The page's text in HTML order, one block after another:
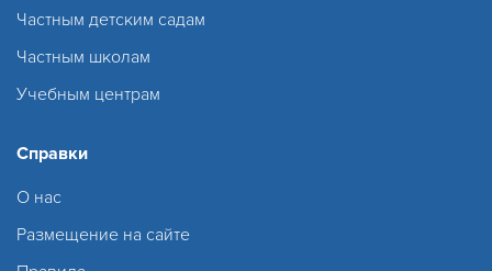
Частным детским садам
Частным школам
Учебным центрам
Справки
О нас
Размещение на сайте